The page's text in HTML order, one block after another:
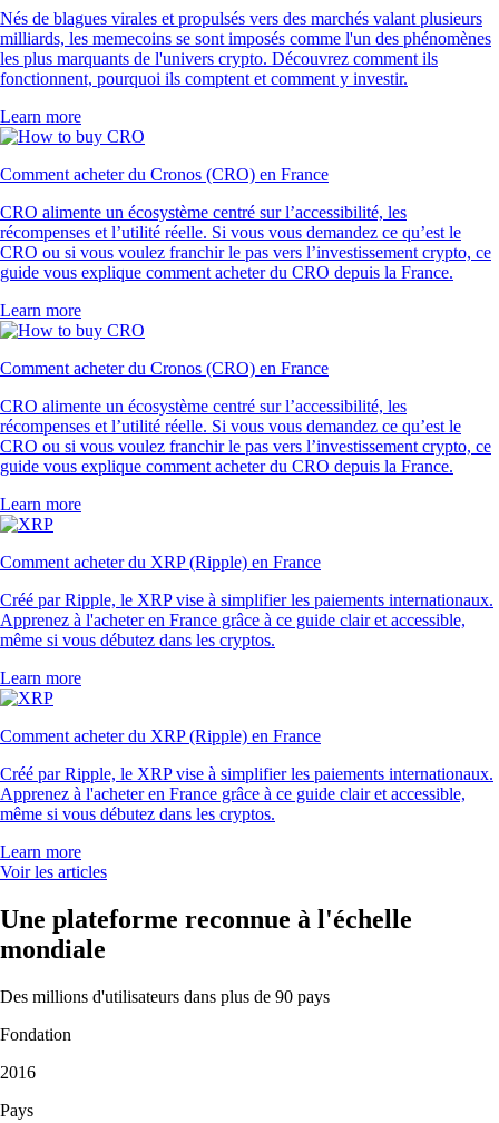
Nés de blagues virales et propulsés vers des marchés valant plusieurs
milliards, les memecoins se sont imposés comme l'un des phénomènes
les plus marquants de l'univers crypto. Découvrez comment ils
fonctionnent, pourquoi ils comptent et comment y investir.
Learn more
Comment acheter du Cronos (CRO) en France
CRO alimente un écosystème centré sur l’accessibilité, les
récompenses et l’utilité réelle. Si vous vous demandez ce qu’est le
CRO ou si vous voulez franchir le pas vers l’investissement crypto, ce
guide vous explique comment acheter du CRO depuis la France.
Learn more
Comment acheter du Cronos (CRO) en France
CRO alimente un écosystème centré sur l’accessibilité, les
récompenses et l’utilité réelle. Si vous vous demandez ce qu’est le
CRO ou si vous voulez franchir le pas vers l’investissement crypto, ce
guide vous explique comment acheter du CRO depuis la France.
Learn more
Comment acheter du XRP (Ripple) en France
Créé par Ripple, le XRP vise à simplifier les paiements internationaux.
Apprenez à l'acheter en France grâce à ce guide clair et accessible,
même si vous débutez dans les cryptos.
Learn more
Comment acheter du XRP (Ripple) en France
Créé par Ripple, le XRP vise à simplifier les paiements internationaux.
Apprenez à l'acheter en France grâce à ce guide clair et accessible,
même si vous débutez dans les cryptos.
Learn more
Voir les articles
Une plateforme reconnue à l'échelle
mondiale
Des millions d'utilisateurs dans plus de 90 pays
Fondation
2016
Pays